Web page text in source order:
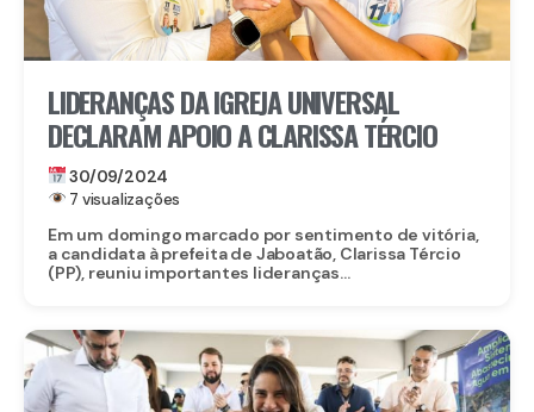
LIDERANÇAS DA IGREJA UNIVERSAL
DECLARAM APOIO A CLARISSA TÉRCIO
30/09/2024
7 visualizações
Em um domingo marcado por sentimento de vitória,
a candidata à prefeita de Jaboatão, Clarissa Tércio
(PP), reuniu importantes lideranças...